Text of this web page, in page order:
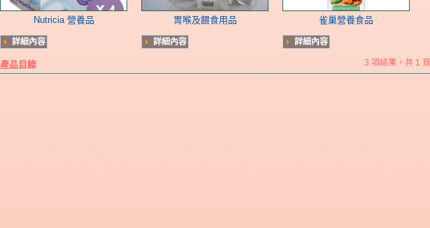
Nutricia 營養品
詳細內容
胃喉及餵食用品
詳細內容
雀巢營養食品
詳細內容
3 項結果，共 1 頁
產品目錄